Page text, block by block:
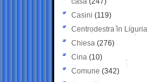
Casini (119)
Centrodestra in Liguria
Chiesa (276)
Cina (10)
Comune (342)